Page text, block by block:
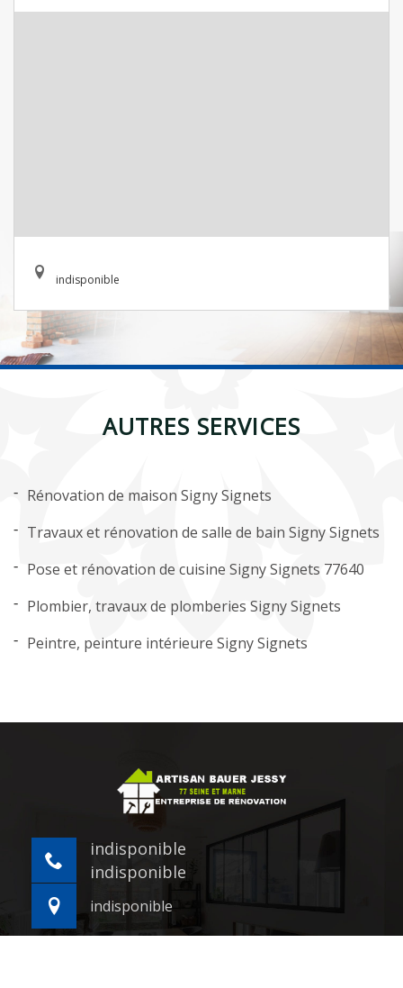
indisponible
AUTRES SERVICES
Rénovation de maison Signy Signets
Travaux et rénovation de salle de bain Signy Signets
Pose et rénovation de cuisine Signy Signets 77640
Plombier, travaux de plomberies Signy Signets
Peintre, peinture intérieure Signy Signets
indisponible
indisponible
indisponible